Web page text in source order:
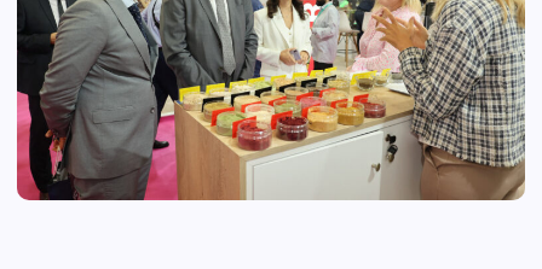
n
H
a
b